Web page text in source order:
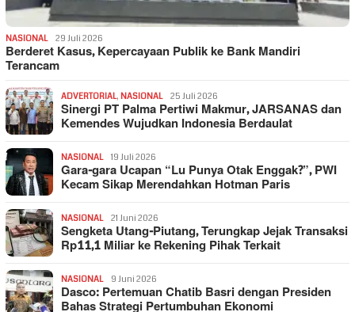
NASIONAL 29 Juli 2026
Berderet Kasus, Kepercayaan Publik ke Bank Mandiri
Terancam
ADVERTORIAL, NASIONAL 25 Juli 2026
Sinergi PT Palma Pertiwi Makmur, JARSANAS dan
Kemendes Wujudkan Indonesia Berdaulat
NASIONAL 19 Juli 2026
Gara-gara Ucapan “Lu Punya Otak Enggak?”, PWI
Kecam Sikap Merendahkan Hotman Paris
NASIONAL 21 Juni 2026
Sengketa Utang-Piutang, Terungkap Jejak Transaksi
Rp11,1 Miliar ke Rekening Pihak Terkait
NASIONAL 9 Juni 2026
Dasco: Pertemuan Chatib Basri dengan Presiden
Bahas Strategi Pertumbuhan Ekonomi